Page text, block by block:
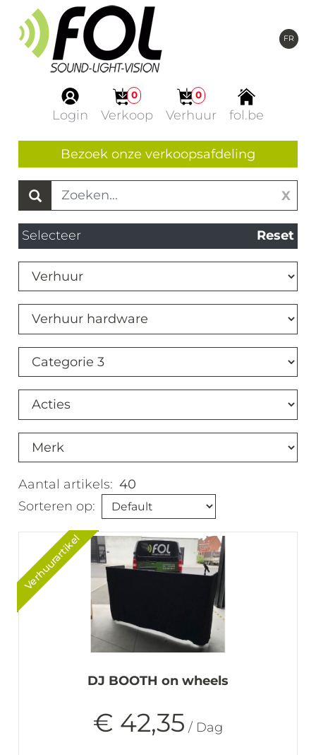
FR
Login
0
Verkoop
0
Verhuur fol.be
Bezoek onze verkoopsafdeling
X
Selecteer Reset
Aantal artikels: 40
Sorteren op:
DJ BOOTH on wheels
€ 42,35 / Dag
Verhuurartikel